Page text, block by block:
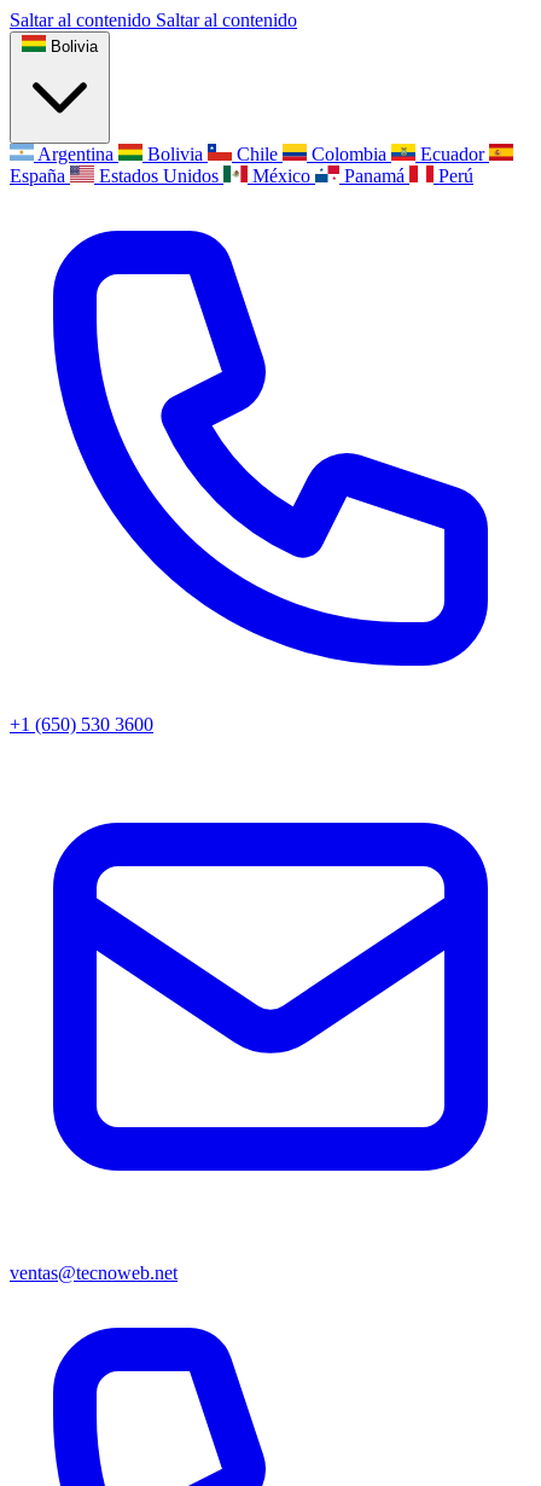
Saltar al contenido Saltar al contenido
Bolivia
Argentina Bolivia Chile Colombia
Ecuador
España
Estados Unidos México Panamá Perú
+1 (650) 530 3600
ventas@tecnoweb.net